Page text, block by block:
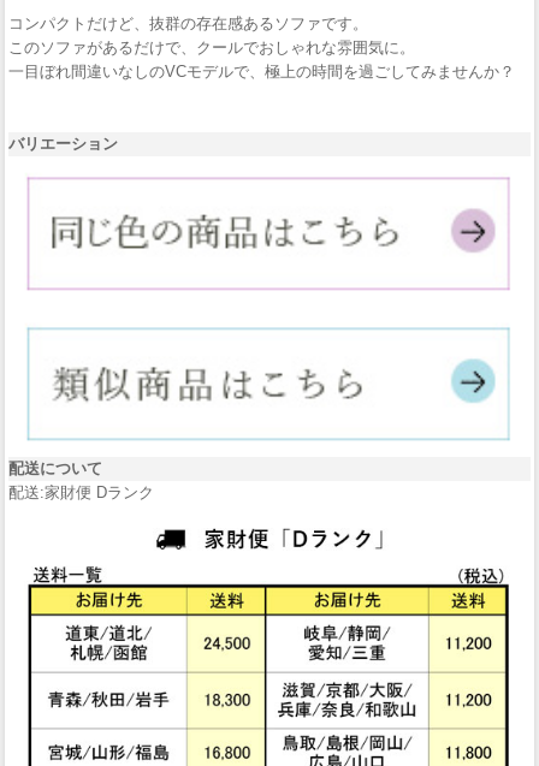
コンパクトだけど、抜群の存在感あるソファです。
このソファがあるだけで、クールでおしゃれな雰囲気に。
一目ぼれ間違いなしのVCモデルで、極上の時間を過ごしてみませんか？
バリエーション
配送について
配送:家財便 Dランク